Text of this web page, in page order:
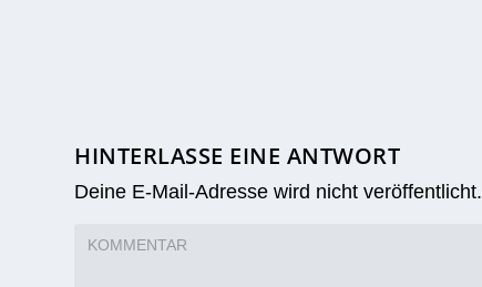
HINTERLASSE EINE ANTWORT
Deine E-Mail-Adresse wird nicht veröffentlicht.